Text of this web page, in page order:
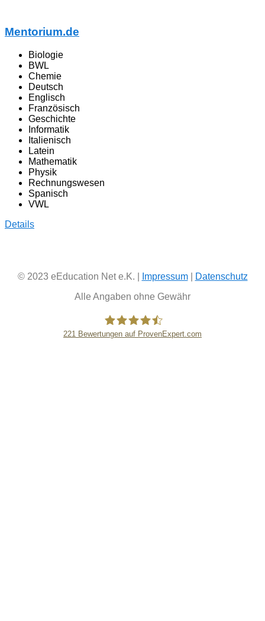
Mentorium.de
Biologie
BWL
Chemie
Deutsch
Englisch
Französisch
Geschichte
Informatik
Italienisch
Latein
Mathematik
Physik
Rechnungswesen
Spanisch
VWL
Details
© 2023 eEducation Net e.K. | Impressum|
Datenschutz
Alle Angaben ohne Gewähr
221 Bewertungen auf ProvenExpert.com